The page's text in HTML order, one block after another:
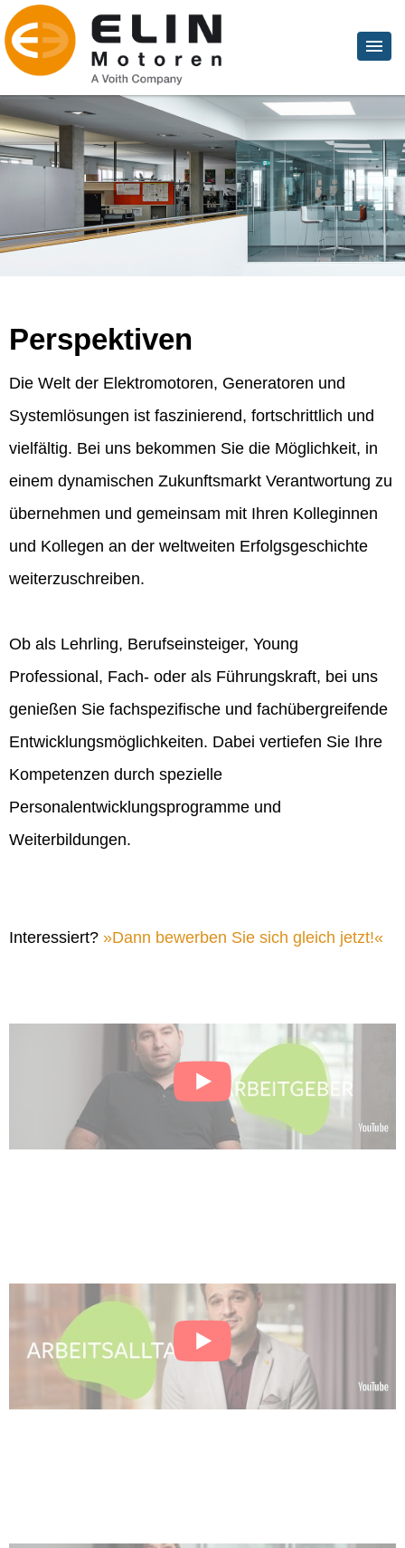
Perspektiven
Die Welt der Elektromotoren, Generatoren und
Systemlösungen ist faszinierend, fortschrittlich und
vielfältig. Bei uns bekommen Sie die Möglichkeit, in
einem dynamischen Zukunftsmarkt Verantwortung zu
übernehmen und gemeinsam mit Ihren Kolleginnen
und Kollegen an der weltweiten Erfolgsgeschichte
weiterzuschreiben.
Ob als Lehrling, Berufseinsteiger, Young
Professional, Fach- oder als Führungskraft, bei uns
genießen Sie fachspezifische und fachübergreifende
Entwicklungsmöglichkeiten. Dabei vertiefen Sie Ihre
Kompetenzen durch spezielle
Personalentwicklungsprogramme und
Weiterbildungen.
Interessiert? Dann bewerben Sie sich gleich jetzt!